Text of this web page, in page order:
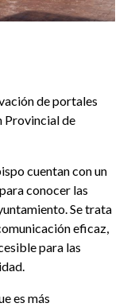
de portales
Provincial de
cuentan con un
conocer las
Se trata
eficaz,
para las
es más